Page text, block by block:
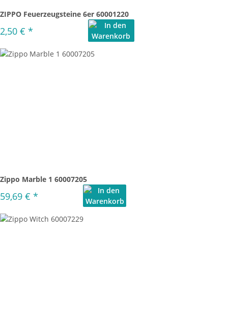
ZIPPO Feuerzeugsteine 6er 60001220
2,50 € *
Zippo Marble 1 60007205
59,69 € *